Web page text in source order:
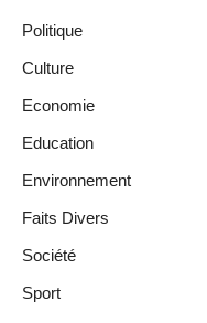
Politique
Culture
Economie
Education
Environnement
Faits Divers
Société
Sport